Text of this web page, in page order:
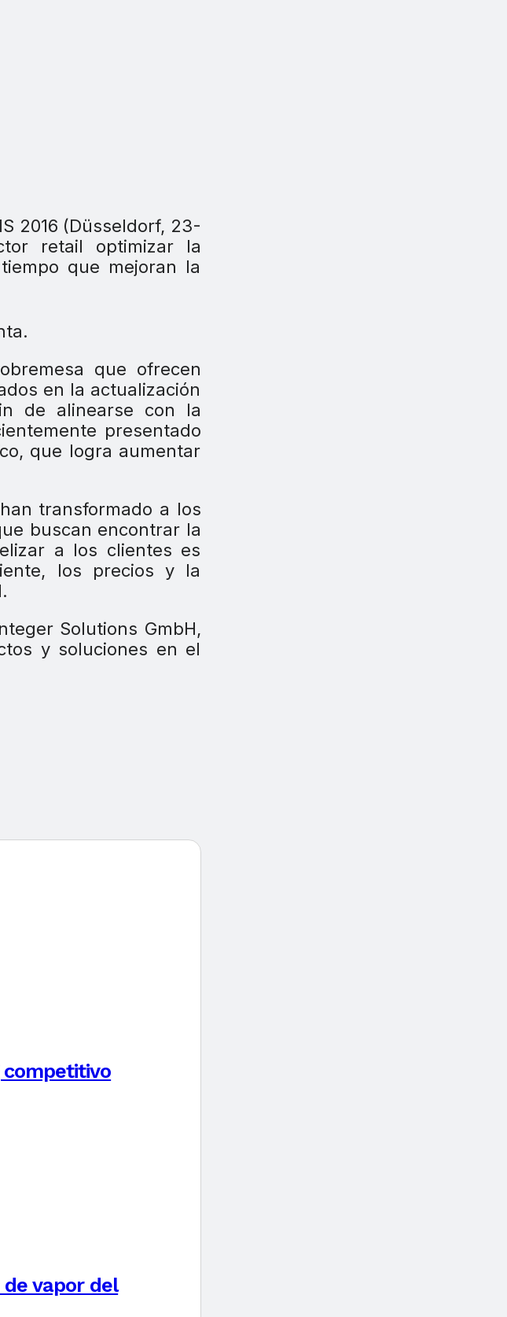
2016 (Düsseldorf, 23-
retail optimizar la
que mejoran la
que ofrecen
en la actualización
de alinearse con la
presentado
que logra aumentar
transformado a los
buscan encontrar la
a los clientes es
los precios y la
Solutions GmbH,
y soluciones en el
competitivo
vapor del